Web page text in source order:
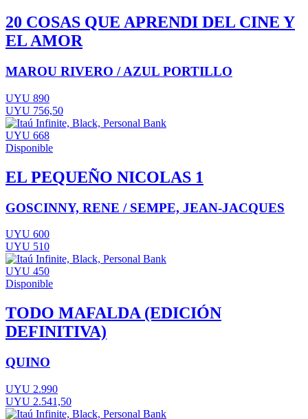
20 COSAS QUE APRENDI DEL CINE Y
EL AMOR
MAROU RIVERO / AZUL PORTILLO
UYU 890
UYU 756,50
UYU 668
Disponible
EL PEQUEÑO NICOLAS 1
GOSCINNY, RENE / SEMPE, JEAN-JACQUES
UYU 600
UYU 510
UYU 450
Disponible
TODO MAFALDA (EDICIÓN
DEFINITIVA)
QUINO
UYU 2.990
UYU 2.541,50